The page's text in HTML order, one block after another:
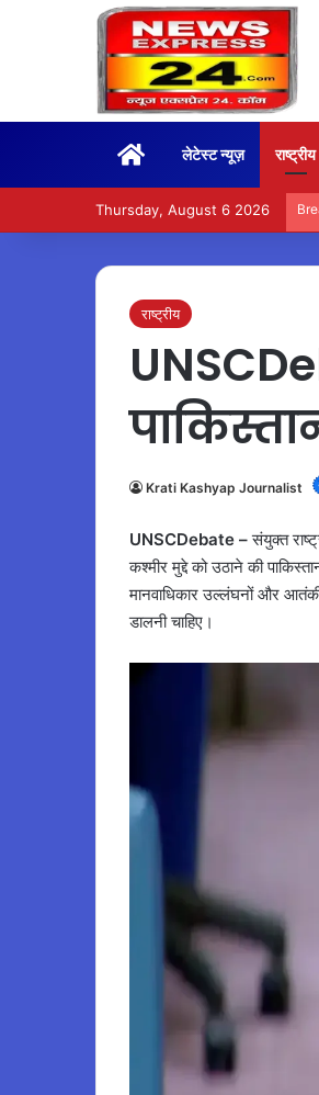
Homeलेटेस्ट न्यूज़ राष्ट्रीय
Thursday, August 6 2026
राष्ट्रीय
Krati Kashyap Journalist
UNSCDebate –संयुक्त
कश्मीर मुद्दे को उठाने की
मानवाधिकार उल्लंघनों और
डालनी चाहिए।